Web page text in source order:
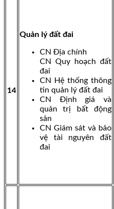
14
Quản lý đất đai
CN Địa chính
CN Quy hoạch đất
đai
CN Hệ thống thông
tin quản lý đất đai
CN Định giá và
quản trị bất động
sản
CN Giám sát và bảo
vệ tài nguyên đất
đai